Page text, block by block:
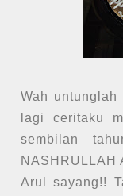
Wah
lagi ceritaku
sembilan
NASHRULLAH
Arul sayang!!